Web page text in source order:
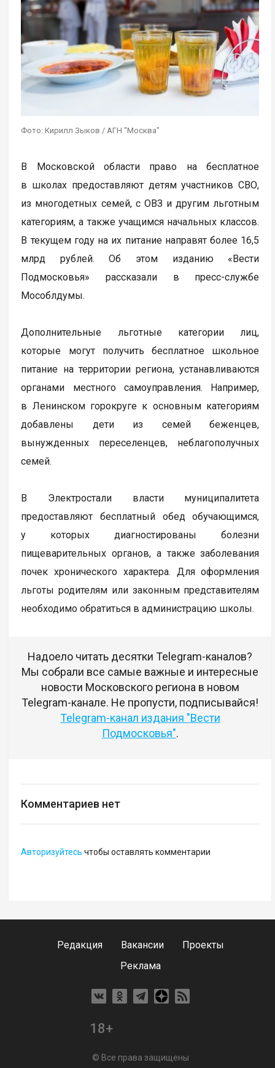
Фото: Кирилл Зыков / АГН "Москва"
В Московской области право на бесплатное
в школах предоставляют детям участников СВО,
из многодетных семей, с ОВЗ и другим льготным
категориям, а также учащимся начальных классов.
В текущем году на их питание направят более 16,5
млрд рублей. Об этом изданию «Вести
Подмосковья» рассказали в пресс-службе
Мособлдумы.
Дополнительные льготные категории лиц,
которые могут получить бесплатное школьное
питание на территории региона, устанавливаются
органами местного самоуправления. Например,
в Ленинском горокруге к основным категориям
добавлены дети из семей беженцев,
вынужденных переселенцев, неблагополучных
семей.
В Электростали власти муниципалитета
предоставляют бесплатный обед обучающимся,
у которых диагностированы болезни
пищеварительных органов, а также заболевания
почек хронического характера. Для оформления
льготы родителям или законным представителям
необходимо обратиться в администрацию школы.
Надоело читать десятки Telegram-каналов?
Мы собрали все самые важные и интересные
новости Московского региона в новом
Telegram-канале. Не пропусти, подписывайся!
Telegram-канал издания "Вести
Подмосковья".
Комментариев нет
Авторизуйтесь чтобы оставлять комментарии
Редакция Вакансии
Проекты
Реклама
18+
© Все права защищены